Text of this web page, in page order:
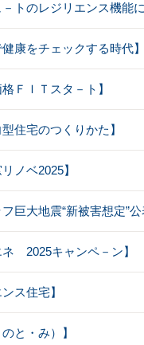
トのレジリエンス機能に
康をチェックする時代】
ＦＩＴスタ－ト】
住宅のつくりかた】
ノベ2025】
巨大地震“新被害想定”公
2025キャンペ－ン】
ス住宅】
と・み）】